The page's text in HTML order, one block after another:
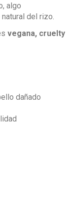
algo
del rizo.
vegana, cruelty
dañado